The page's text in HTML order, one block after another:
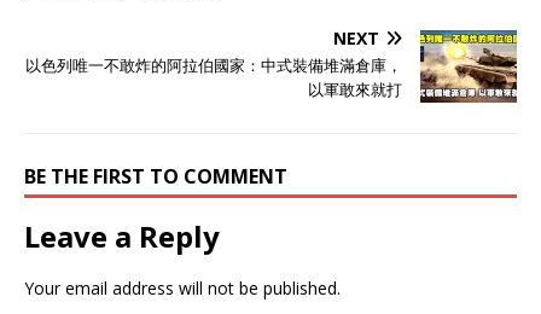
NEXT
以色列唯一不敢炸的阿拉伯國家：中式裝備堆滿倉庫，
以軍敢來就打
BE THE FIRST TO COMMENT
Leave a Reply
Your email address will not be published.